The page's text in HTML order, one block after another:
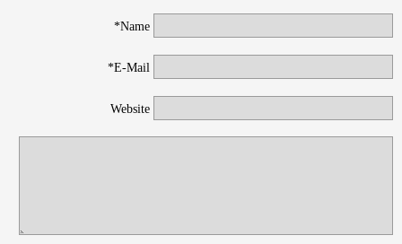
Name*
E-Mail*
Website